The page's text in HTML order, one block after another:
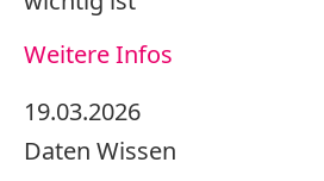
Weitere Infos
19.03.2026
Daten Wissen